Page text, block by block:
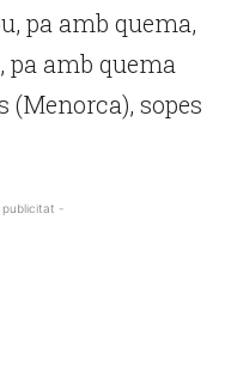
pa amb quema,
pa amb quema
(Menorca), sopes
publicitat -